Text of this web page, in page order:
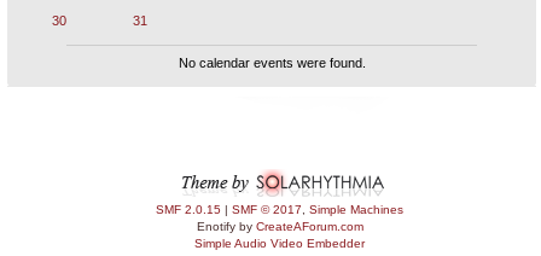
30
31
No calendar events were found.
SMF 2.0.15 | SMF © 2017
Simple Machines
Enotify by CreateAForum.com
Simple Audio Video Embedder